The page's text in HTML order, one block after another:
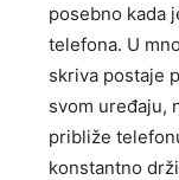
posebno kada
telefona. U
skriva postaje
svom uređaju,
približe
konstantno